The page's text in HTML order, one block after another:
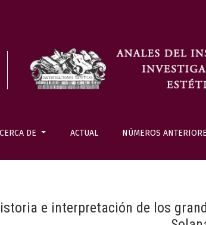
DE ACTUAL NÚMEROS
e interpretación de los